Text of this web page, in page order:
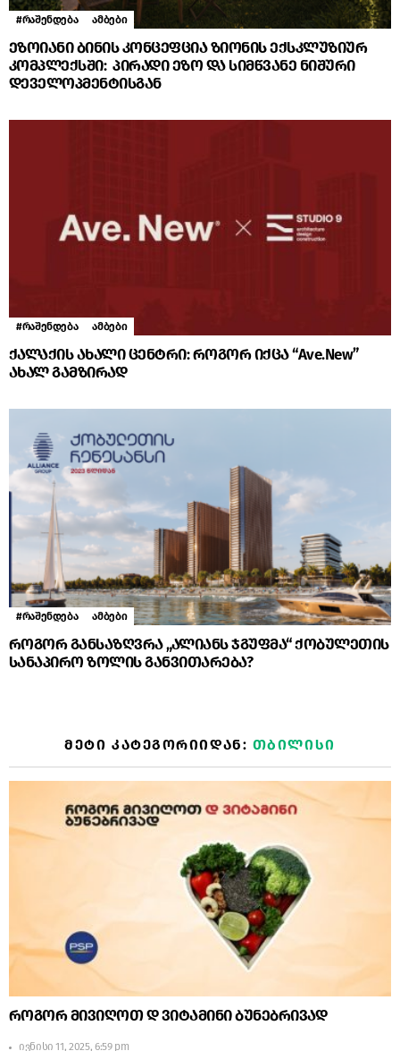
#რაშენდება ამბები
ეზოიანი ბინის კონცეფცია ზიონის ექსკლუზიურ
კომპლექსში: პირადი ეზო და სიმწვანე ნიშური
დეველოპმენტისგან
#რაშენდება ამბები
ქალაქის ახალი ცენტრი: როგორ იქცა “Ave.New”
ახალ გამზირად
#რაშენდება ამბები
როგორ განსაზღვრა „ალიანს ჯგუფმა“ ქობულეთის
სანაპირო ზოლის განვითარება?
ᲛᲔᲢᲘ ᲙᲐᲢᲔᲒᲝᲠᲘᲘᲓᲐᲜ: ᲗᲑᲘᲚᲘᲡᲘ
როგორ მივიღოთ დ ვიტამინი ბუნებრივად
ივნისი 11, 2025, 6:59 pm